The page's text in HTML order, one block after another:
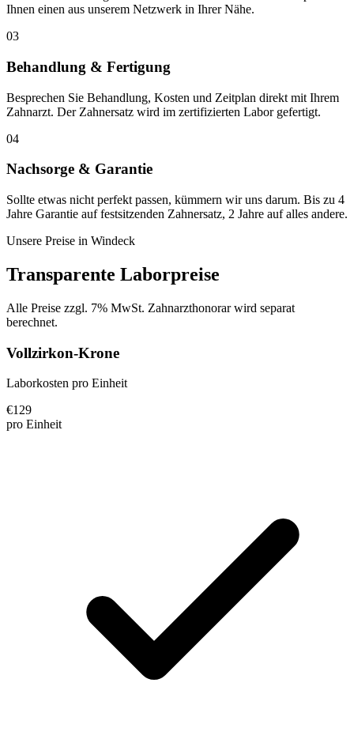
Ihnen einen aus unserem Netzwerk in Ihrer Nähe.
03
Behandlung & Fertigung
Besprechen Sie Behandlung, Kosten und Zeitplan direkt mit Ihrem
Zahnarzt. Der Zahnersatz wird im zertifizierten Labor gefertigt.
04
Nachsorge & Garantie
Sollte etwas nicht perfekt passen, kümmern wir uns darum. Bis zu 4
Jahre Garantie auf festsitzenden Zahnersatz, 2 Jahre auf alles andere.
Unsere Preise in Windeck
Transparente Laborpreise
Alle Preise zzgl. 7% MwSt. Zahnarzthonorar wird separat
berechnet.
Vollzirkon-Krone
Laborkosten pro Einheit
€129
pro Einheit